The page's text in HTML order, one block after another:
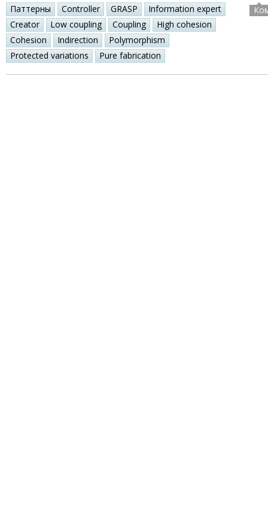
Паттерны Controller GRASP
Information expert
Creator
Low coupling Coupling
High cohesion
Cohesion
Indirection
Polymorphism
Protected variations
Pure fabrication